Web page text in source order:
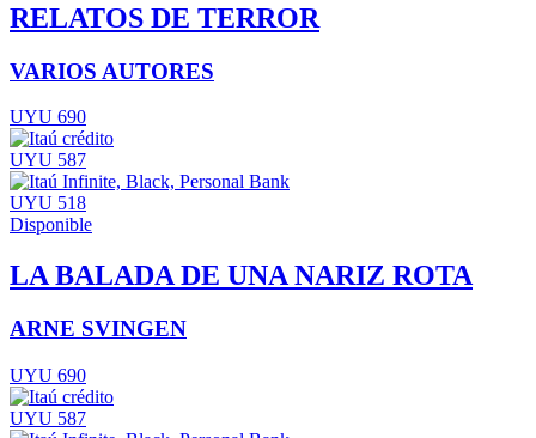
RELATOS DE TERROR
VARIOS AUTORES
UYU 690
UYU 587
UYU 518
Disponible
LA BALADA DE UNA NARIZ ROTA
ARNE SVINGEN
UYU 690
UYU 587